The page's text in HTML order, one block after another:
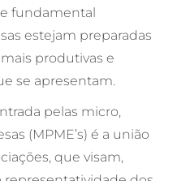
fundamental
estejam preparadas
produtivas e
se apresentam.
pelas micro,
(MPME’s) é a união
que visam,